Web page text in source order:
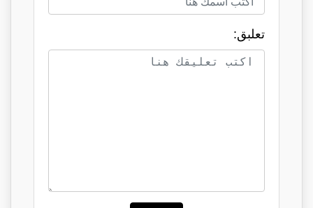
تعلبق: